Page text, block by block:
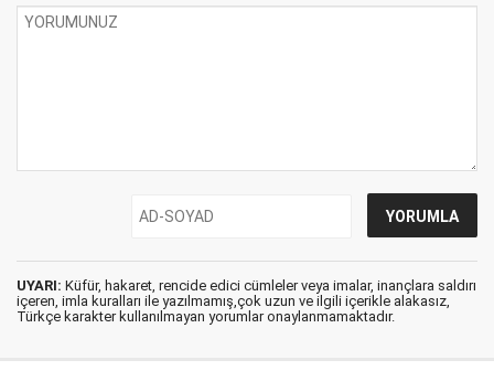
UYARI: Küfür, hakaret, rencide edici cümleler veya imalar, inançlara saldırı
içeren, imla kuralları ile yazılmamış,çok uzun ve ilgili içerikle alakasız,
Türkçe karakter kullanılmayan yorumlar onaylanmamaktadır.